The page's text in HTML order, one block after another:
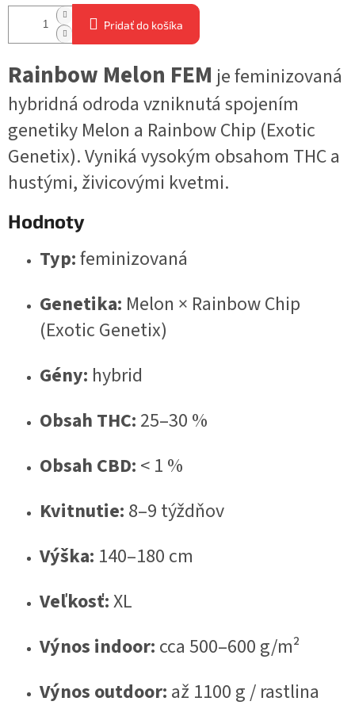
Pridať do košíka
Rainbow Melon FEM je feminizovaná
hybridná odroda vzniknutá spojením
genetiky Melon a Rainbow Chip (Exotic
Genetix). Vyniká vysokým obsahom THC a
hustými, živicovými kvetmi.
Hodnoty
Typ:feminizovaná
Genetika: Melon × Rainbow Chip
(Exotic Genetix)
Gény: hybrid
Obsah THC: 25–30 %
Obsah CBD: < 1 %
Kvitnutie: 8–9 týždňov
Výška: 140–180 cm
Veľkosť:XL
Výnos indoor: cca 500–600 g/m²
Výnos outdoor: až 1100 g / rastlina